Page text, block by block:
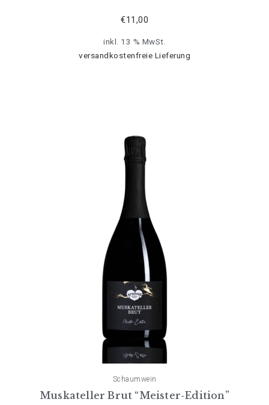
€11,00
inkl. 13 % MwSt.
versandkostenfreie Lieferung
Schaumwein
Muskateller Brut “Meister-Edition”